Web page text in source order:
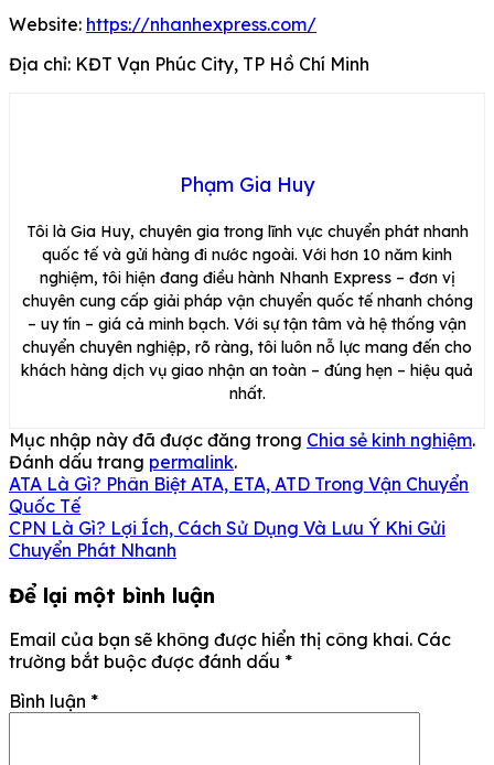
Website: https://nhanhexpress.com/
Địa chỉ: KĐT Vạn Phúc City, TP Hồ Chí Minh
Phạm Gia Huy
Tôi là Gia Huy, chuyên gia trong lĩnh vực chuyển phát nhanh
quốc tế và gửi hàng đi nước ngoài. Với hơn 10 năm kinh
nghiệm, tôi hiện đang điều hành Nhanh Express – đơn vị
chuyên cung cấp giải pháp vận chuyển quốc tế nhanh chóng
– uy tín – giá cả minh bạch. Với sự tận tâm và hệ thống vận
chuyển chuyên nghiệp, rõ ràng, tôi luôn nỗ lực mang đến cho
khách hàng dịch vụ giao nhận an toàn – đúng hẹn – hiệu quả
nhất.
Mục nhập này đã được đăng trong Chia sẻ kinh nghiệm.
Đánh dấu trang permalink.
ATA Là Gì? Phân Biệt ATA, ETA, ATD Trong Vận Chuyển
Quốc Tế
CPN Là Gì? Lợi Ích, Cách Sử Dụng Và Lưu Ý Khi Gửi
Chuyển Phát Nhanh
Để lại một bình luận
Email của bạn sẽ không được hiển thị công khai. Các
trường bắt buộc được đánh dấu *
Bình luận *